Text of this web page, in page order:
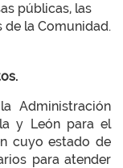
públicas, las
la Comunidad.
Administración
y León para el
cuyo estado de
para atender